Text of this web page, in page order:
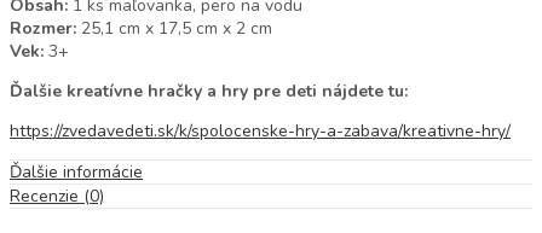
Obsah: 1 ks maľovanka, pero na vodu
Rozmer: 25,1 cm x 17,5 cm x 2 cm
Vek: 3+
Ďalšie kreatívne hračky a hry pre deti nájdete tu:
https://zvedavedeti.sk/k/spolocenske-hry-a-zabava/kreativne-hry/
Ďalšie informácie
Recenzie (0)